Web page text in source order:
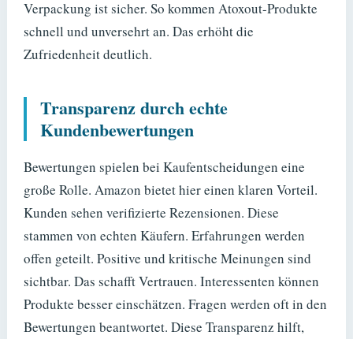
Verpackung ist sicher. So kommen Atoxout-Produkte
schnell und unversehrt an. Das erhöht die
Zufriedenheit deutlich.
Transparenz durch echte
Kundenbewertungen
Bewertungen spielen bei Kaufentscheidungen eine
große Rolle. Amazon bietet hier einen klaren Vorteil.
Kunden sehen verifizierte Rezensionen. Diese
stammen von echten Käufern. Erfahrungen werden
offen geteilt. Positive und kritische Meinungen sind
sichtbar. Das schafft Vertrauen. Interessenten können
Produkte besser einschätzen. Fragen werden oft in den
Bewertungen beantwortet. Diese Transparenz hilft,